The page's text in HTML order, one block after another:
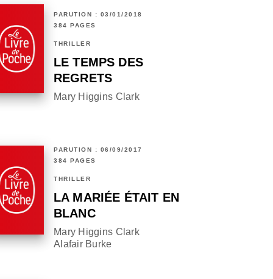
PARUTION : 03/01/2018
384 PAGES
THRILLER
LE TEMPS DES
REGRETS
Mary Higgins Clark
PARUTION : 06/09/2017
384 PAGES
THRILLER
LA MARIÉE ÉTAIT EN
BLANC
Mary Higgins Clark
Alafair Burke